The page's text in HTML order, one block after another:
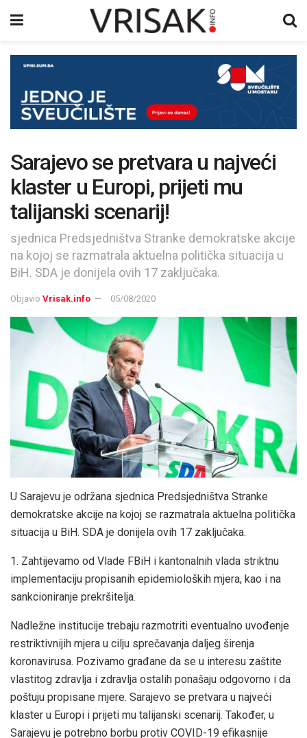
Sarajevo se pretvara u najveći
klaster u Europi, prijeti mu
talijanski scenarij!
sjednica Predsjedništva Stranke demokratske akcije
na kojoj se razmatrala aktuelna politička situacija u
BiH. SDA je donijela ovih 17 zaključaka.
Objavio Vrisak.info 05/08/2020
U Sarajevu je održana sjednica Predsjedništva Stranke
demokratske akcije na kojoj se razmatrala aktuelna politička
situacija u BiH. SDA je donijela ovih 17 zaključaka.
1. Zahtijevamo od Vlade FBiH i kantonalnih vlada striktnu
implementaciju propisanih epidemioloških mjera, kao i na
sankcioniranje prekršitelja.
Nadležne institucije trebaju razmotriti eventualno uvođenje
restriktivnijih mjera u cilju sprečavanja daljeg širenja
koronavirusa. Pozivamo građane da se u interesu zaštite
vlastitog zdravlja i zdravlja ostalih ponašaju odgovorno i da
poštuju propisane mjere. Sarajevo se pretvara u najveći
klaster u Europi i prijeti mu talijanski scenarij. Također, u
Sarajevu je potrebno borbu protiv COVID-19 efikasnije